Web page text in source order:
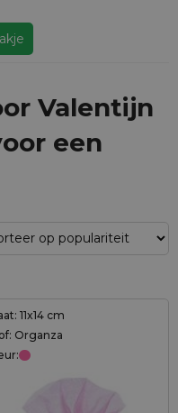
Valentijn
een
11x14 cm
Organza